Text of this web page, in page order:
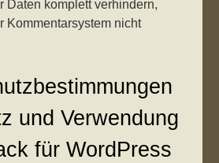
Daten komplett verhindern,
Kommentarsystem nicht
und Verwendung
für WordPress